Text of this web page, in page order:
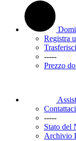
Registra
-----
Prezzo
-----
Stato del
Archivio